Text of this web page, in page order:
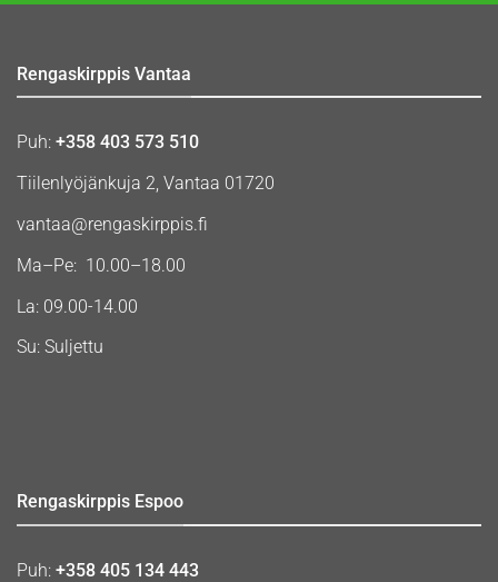
Rengaskirppis Vantaa
Puh: +358 403 573 510
Tiilenlyöjänkuja 2, Vantaa 01720
vantaa@rengaskirppis.fi
Ma–Pe: 10.00–18.00
La: 09.00-14.00
Su: Suljettu
Rengaskirppis Espoo
Puh: +358 405 134 443